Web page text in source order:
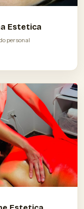
Estetica
personal